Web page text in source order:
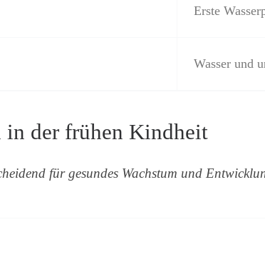
Erste
Wasser und
in der frühen Kindheit
für gesundes Wachstum und